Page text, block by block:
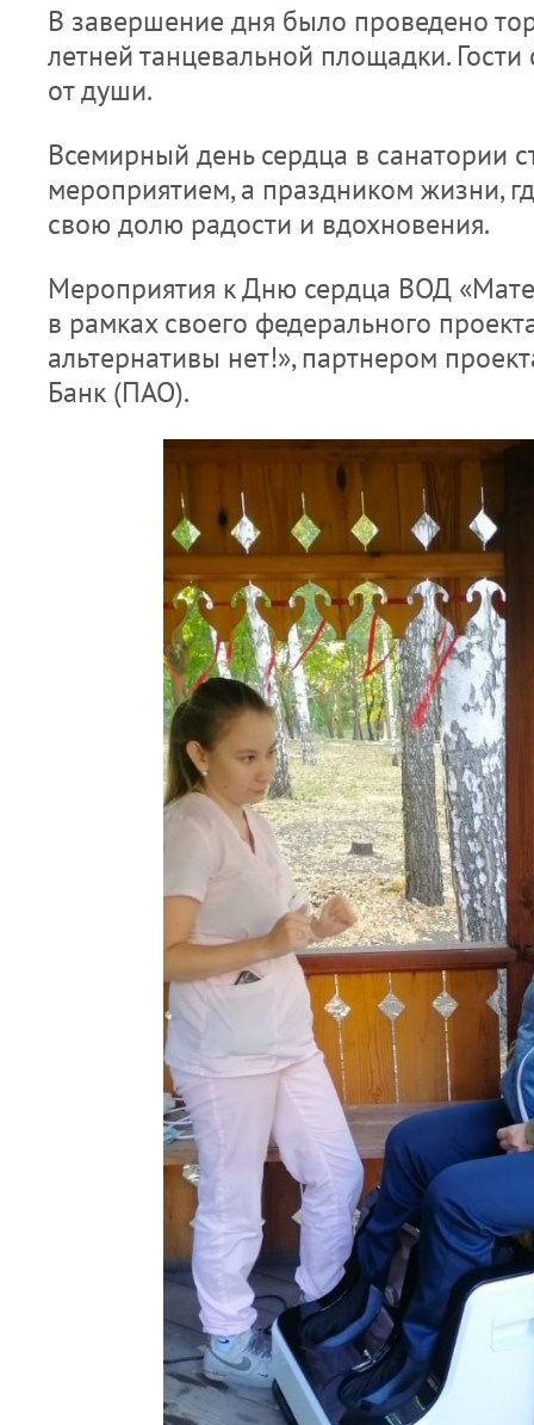
В завершение дня было проведено
летней танцевальной площадки. Гости
от души.
Всемирный день сердца в санатории
мероприятием, а праздником жизни,
свою долю радости и вдохновения.
Мероприятия к Дню сердца ВОД
в рамках своего федерального
альтернативы нет!», партнером
Банк (ПАО).